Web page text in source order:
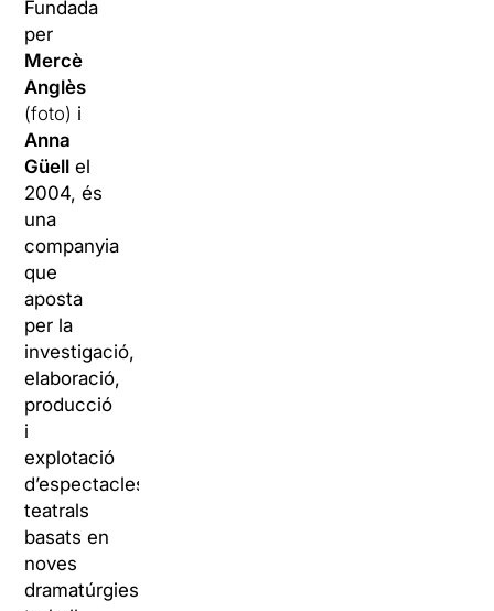
Fundada
per
Mercè
Anglès
(foto) i
Anna
Güell el
2004, és
una
companyia
que
aposta
per la
investigació,
elaboració,
producció
i
explotació
d’espectacles
teatrals
basats en
noves
dramatúrgies,